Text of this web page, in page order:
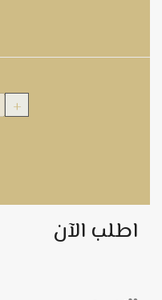
+
اطلب الآن